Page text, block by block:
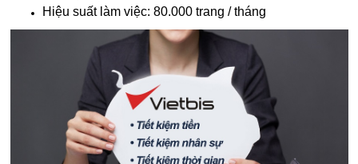
Hiệu suất làm việc: 80.000 trang / tháng